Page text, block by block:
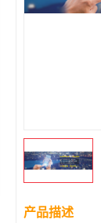
产品描述